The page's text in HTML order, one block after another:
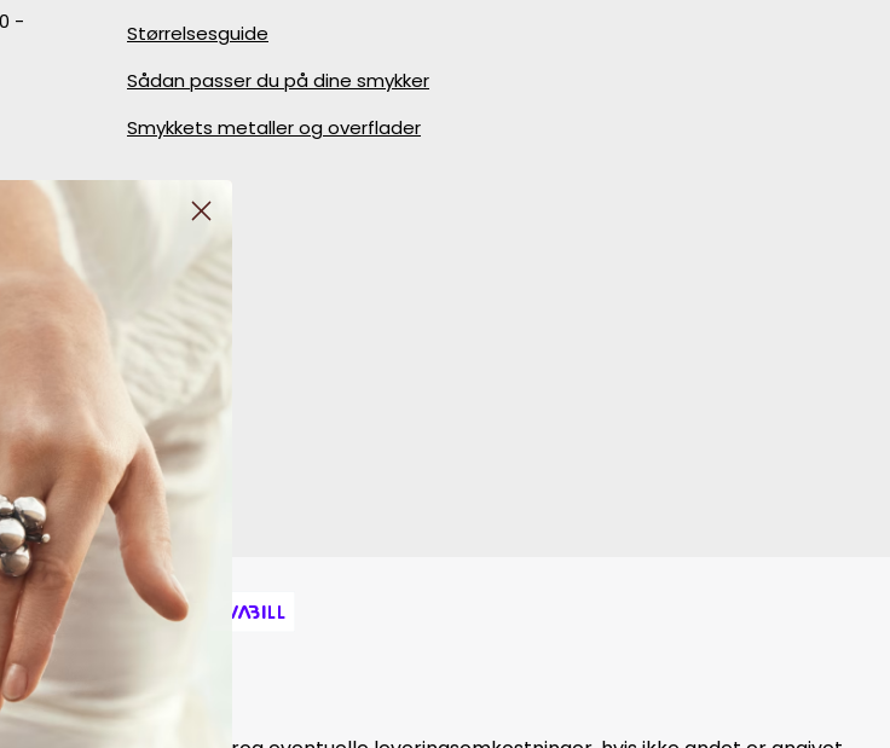
-
Størrelsesguide
Sådan passer du på dine smykker
Smykkets metaller og overflader